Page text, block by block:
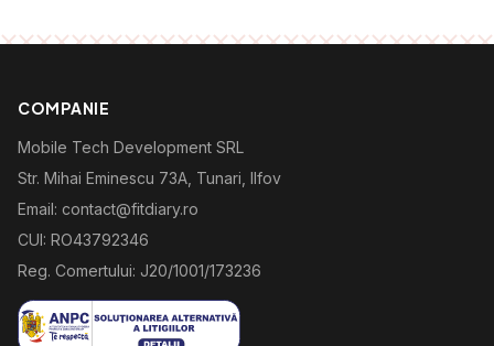
COMPANIE
Mobile Tech Development SRL
Str. Mihai Eminescu 73A, Tunari, Ilfov
Email: contact@fitdiary.ro
CUI: RO43792346
Reg. Comertului: J20/1001/173236